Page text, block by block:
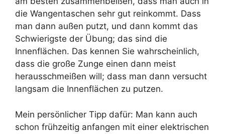
die Wangentaschen sehr gut reinkommt. Dass
man dann außen putzt, und dann kommt das
Schwierigste der Übung; das sind die
Innenflächen. Das kennen Sie wahrscheinlich,
dass die große Zunge einen dann meist
herausschmeißen will; dass man dann versucht
langsam die Innenflächen zu putzen.
Mein persönlicher Tipp dafür: Man kann auch
schon frühzeitig anfangen mit einer elektrischen